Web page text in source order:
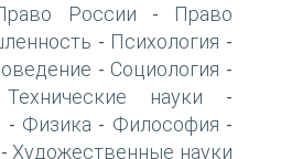
России -
Право
- Психология -
- Социология -
Технические науки -
- Физика - Философия -
- Художественные науки